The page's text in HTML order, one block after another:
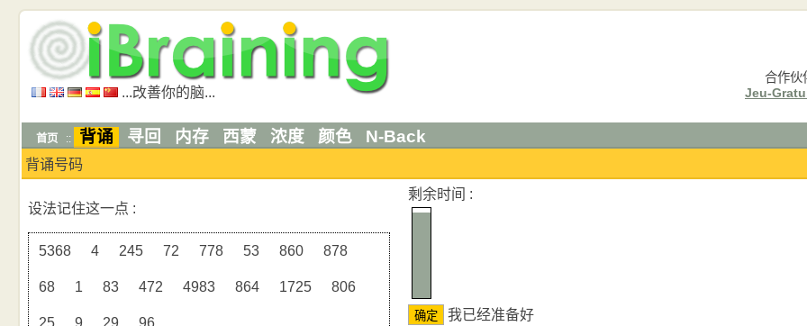
...改善你的脑...
合作伙
Jeu-
首页 :: 背诵 寻回 内存 西蒙 浓度 颜色 N-Back
背诵号码
设法记住这一点 :
5368 4 245 72 778 53 860 878
68 1 83 472 4983 864 1725 806
25 9 29 96
剩余时间 :
确定 我已经准备好